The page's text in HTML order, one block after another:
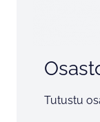
Tutustu